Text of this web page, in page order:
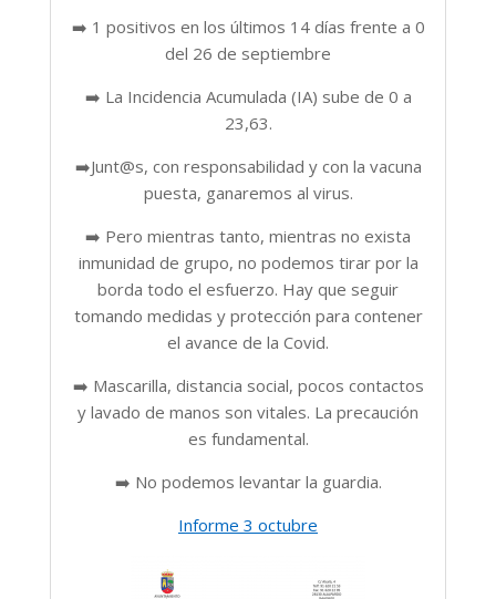
➡️ 1 positivos en los últimos 14 días frente a 0
del 26 de septiembre
➡️ La Incidencia Acumulada (IA) sube de 0 a
23,63.
➡️Junt@s, con responsabilidad y con la vacuna
puesta, ganaremos al virus.
➡️ Pero mientras tanto, mientras no exista
inmunidad de grupo, no podemos tirar por la
borda todo el esfuerzo. Hay que seguir
tomando medidas y protección para contener
el avance de la Covid.
➡️ Mascarilla, distancia social, pocos contactos
y lavado de manos son vitales. La precaución
es fundamental.
➡️ No podemos levantar la guardia.
Informe 3 octubre